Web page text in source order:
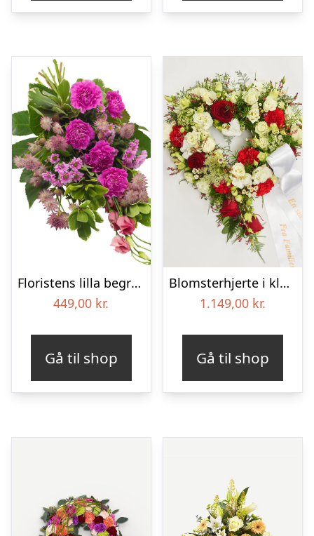
Floristens lilla begravelses­buket
449,00 kr.
Gå til shop
Blomsterhjerte i klassisk stil med bånd
1.149,00 kr.
Gå til shop